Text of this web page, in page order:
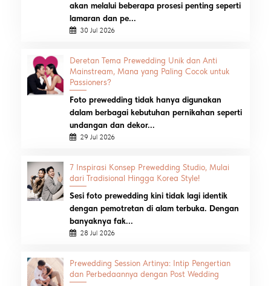
akan melalui beberapa prosesi penting seperti
lamaran dan pe...
30 Jul 2026
Deretan Tema Prewedding Unik dan Anti
Mainstream, Mana yang Paling Cocok untuk
Passioners?
Foto prewedding tidak hanya digunakan
dalam berbagai kebutuhan pernikahan seperti
undangan dan dekor...
29 Jul 2026
7 Inspirasi Konsep Prewedding Studio, Mulai
dari Tradisional Hingga Korea Style!
Sesi foto prewedding kini tidak lagi identik
dengan pemotretan di alam terbuka. Dengan
banyaknya fak...
28 Jul 2026
Prewedding Session Artinya: Intip Pengertian
dan Perbedaannya dengan Post Wedding